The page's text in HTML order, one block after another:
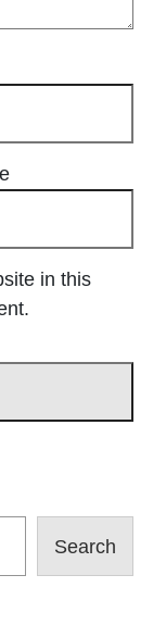
in this
Search